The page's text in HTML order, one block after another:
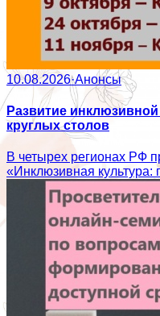
10.08.2026·Анонсы
Развитие
круглых столов
В четырех регионах РФ
«Инклюзивная культура: